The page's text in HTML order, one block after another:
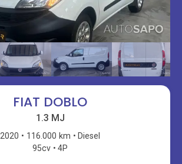
FIAT DOBLO
1.3 MJ
2020 116.000 km
Diesel
95cv
4P